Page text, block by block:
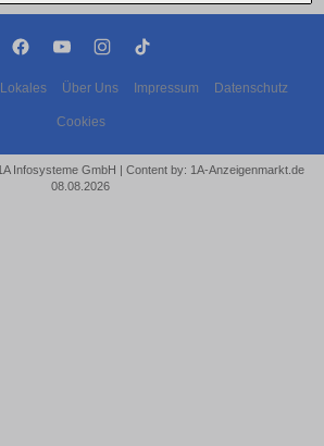
Lokales Über Uns Impressum Datenschutz
Cookies
Infosysteme GmbH | Content by: 1A-Anzeigenmarkt.de
08.08.2026